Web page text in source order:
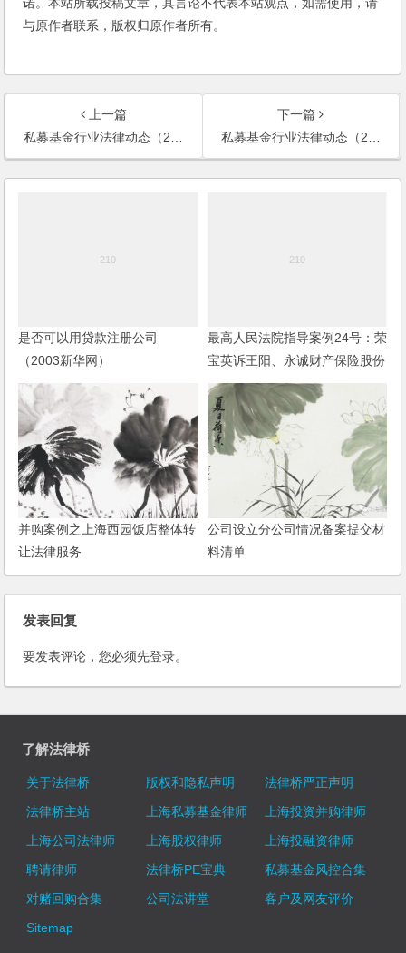
与原作者联系，版权归原作者所有。
上一篇
私募基金行业法律动态（2024年11月/总第81期）
下一篇
私募基金行业法律动态（2024年12月/总第82期）
是否可以用贷款注册公司
（2003新华网）
最高人民法院指导案例24号：荣
宝英诉王阳、永诚财产保险股份
有限公司江阴支公司机动车交通
事故责任纠纷案
并购案例之上海西园饭店整体转
让法律服务
公司设立分公司情况备案提交材
料清单
发表回复
要发表评论，您必须先登录。
了解法律桥
关于法律桥 版权和隐私声明
法律桥严正声明
法律桥主站
上海私募基金律师
上海投资并购律师
上海公司法律师
上海股权律师
上海投融资律师
聘请律师
法律桥PE宝典
私募基金风控合集
对赌回购合集
公司法讲堂
客户及网友评价
Sitemap